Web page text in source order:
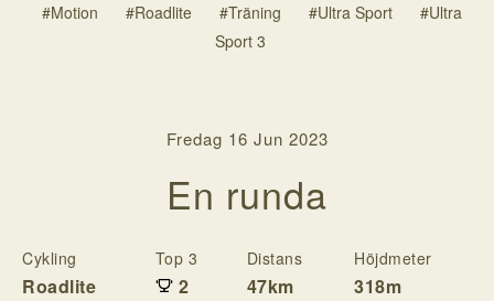
#Motion
#Roadlite #Träning #Ultra Sport
#Ultra
Sport 3
Fredag 16 Jun 2023
En runda
Cykling
Roadlite
Top 3
2
Distans
47km
Höjdmeter
318m